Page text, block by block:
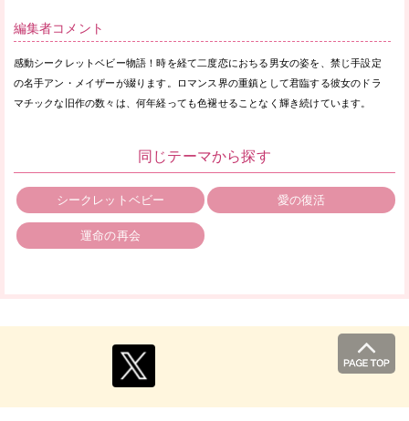
編集者コメント
感動シークレットベビー物語！時を経て二度恋におちる男女の姿を、禁じ手設定
の名手アン・メイザーが綴ります。ロマンス界の重鎮として君臨する彼女のドラ
マチックな旧作の数々は、何年経っても色褪せることなく輝き続けています。
同じテーマから探す
シークレットベビー 愛の復活
運命の再会